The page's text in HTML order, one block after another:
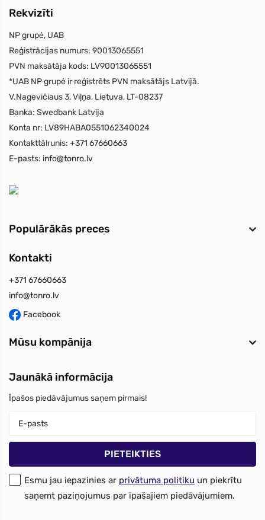
Rekvizīti
NP grupė, UAB
Reģistrācijas numurs: 90013065551
PVN maksātāja kods: LV90013065551
*UAB NP grupė ir reģistrēts PVN maksātājs Latvijā.
V.Nagevičiaus 3, Viļņa, Lietuva, LT-08237
Banka: Swedbank Latvija
Konta nr: LV89HABA0551062340024
Kontakttālrunis: +371 67660663
E-pasts: info@tonro.lv
Populārākās preces
Kontakti
+371 67660663
info@tonro.lv
Facebook
Mūsu kompānija
Jaunākā informācija
Īpašos piedāvājumus saņem pirmais!
Esmu jau iepazinies ar privātuma politiku un piekrītu
saņemt paziņojumus par īpašajiem piedāvājumiem.